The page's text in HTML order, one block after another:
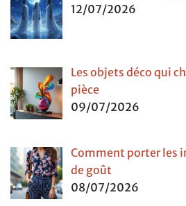
12/07/2026
Les objets déco qui
pièce
09/07/2026
Comment porter les
de goût
08/07/2026